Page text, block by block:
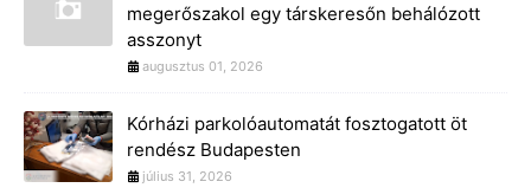
megerőszakol egy társkeresőn behálózott
asszonyt
augusztus 01, 2026
Kórházi parkolóautomatát fosztogatott öt
rendész Budapesten
július 31, 2026